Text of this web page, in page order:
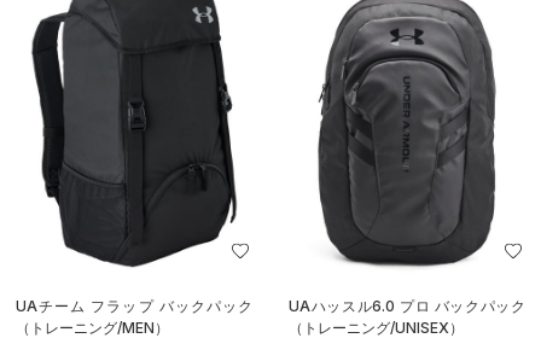
UAチーム フラップ バックパック
（トレーニング/MEN）
UAハッスル6.0 プロ バックパック
（トレーニング/UNISEX）